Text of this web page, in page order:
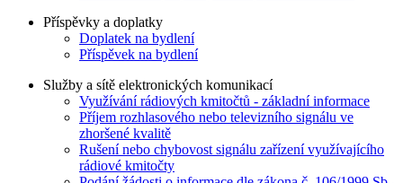
Příspěvky a doplatky
Doplatek na bydlení
Příspěvek na bydlení
Služby a sítě elektronických komunikací
Využívání rádiových kmitočtů - základní informace
Příjem rozhlasového nebo televizního signálu ve
zhoršené kvalitě
Rušení nebo chybovost signálu zařízení využívajícího
rádiové kmitočty